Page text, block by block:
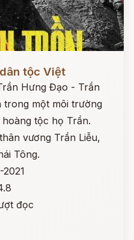
tộc Việt
Hưng Đạo - Trần
trong một môi trường
tộc họ Trần.
vương Trần Liễu,
Tông.
2021
đọc